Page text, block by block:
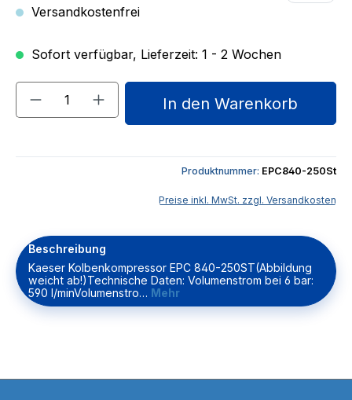
Versandkostenfrei
Sofort verfügbar, Lieferzeit: 1 - 2 Wochen
Produkt Anzahl: Gib den
In den Warenkorb
Produktnummer: EPC840-250St
Preise inkl. MwSt. zzgl. Versandkosten
Beschreibung
Kaeser Kolbenkompressor EPC 840-250ST(Abbildung
weicht ab!)Technische Daten: Volumenstrom bei 6 bar:
590 l/minVolumenstro… Mehr